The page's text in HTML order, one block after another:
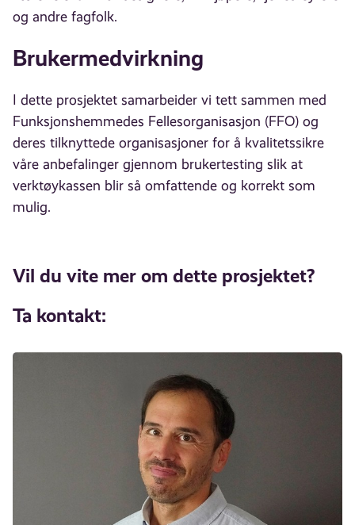
og andre fagfolk.
Brukermedvirkning
I dette prosjektet samarbeider vi tett sammen med
Funksjonshemmedes Fellesorganisasjon (FFO) og
deres tilknyttede organisasjoner for å kvalitetssikre
våre anbefalinger gjennom brukertesting slik at
verktøykassen blir så omfattende og korrekt som
mulig.
Vil du vite mer om dette prosjektet?
Ta kontakt: